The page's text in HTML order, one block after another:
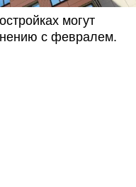
могут
с февралем.